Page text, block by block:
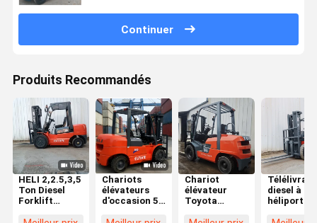
Continuer
Produits Recommandés
HELI 2,2.5,3,5
Ton Diesel
Forklift
Chariots
élévateurs
d'occasion 5t
Chariot
élévateur
Toyota
diesel à
héliport de